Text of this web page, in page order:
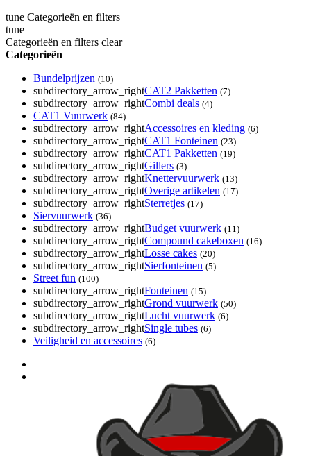
tune Categorieën en filters
tune
Categorieën en filters clear
Categorieën
Bundelprijzen (10)
subdirectory_arrow_rightCAT2 Pakketten (7)
subdirectory_arrow_rightCombi deals (4)
CAT1 Vuurwerk (84)
subdirectory_arrow_rightAccessoires en kleding (6)
subdirectory_arrow_rightCAT1 Fonteinen (23)
subdirectory_arrow_rightCAT1 Pakketten (19)
subdirectory_arrow_rightGillers (3)
subdirectory_arrow_rightKnettervuurwerk (13)
subdirectory_arrow_rightOverige artikelen (17)
subdirectory_arrow_rightSterretjes (17)
Siervuurwerk (36)
subdirectory_arrow_rightBudget vuurwerk (11)
subdirectory_arrow_rightCompound cakeboxen (16)
subdirectory_arrow_rightLosse cakes (20)
subdirectory_arrow_rightSierfonteinen (5)
Street fun (100)
subdirectory_arrow_rightFonteinen (15)
subdirectory_arrow_rightGrond vuurwerk (50)
subdirectory_arrow_rightLucht vuurwerk (6)
subdirectory_arrow_rightSingle tubes (6)
Veiligheid en accessoires (6)